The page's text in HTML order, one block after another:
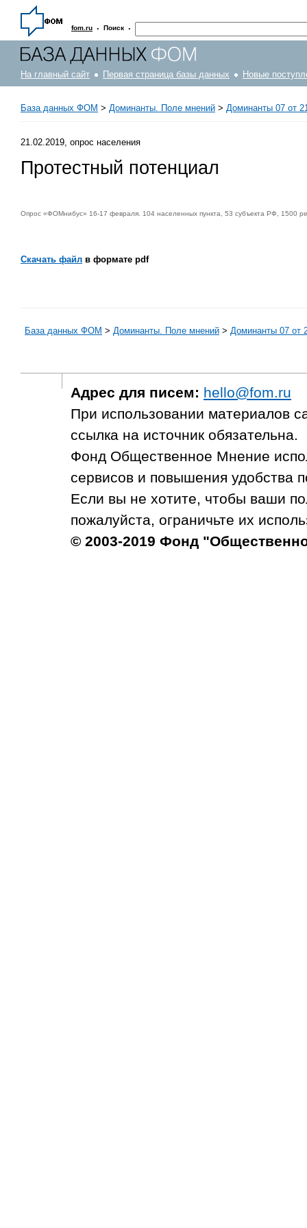
fom.ru · Поиск ·
На главный сайт Первая страница базы данных Новые
База данных ФОМ > Доминанты. Поле мнений > Доминанты 07 от
21.02.2019, опрос населения
Протестный потенциал
Опрос «ФОМнибус» 16-17 февраля. 104 населенных пункта, 53 субъекта РФ, 1500
Скачать файл в формате pdf
База данных ФОМ > Доминанты. Поле мнений > Доминанты 07 от
Адрес для писем: hello@fom.ru
При использовании материалов
ссылка на источник обязательна.
Фонд Общественное Мнение
сервисов и повышения удобства
Если вы не хотите, чтобы ваши
пожалуйста, ограничьте их
© 2003-2019 Фонд